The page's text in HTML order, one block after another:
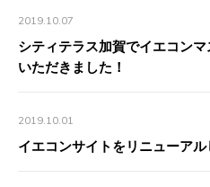
2019.10.07
シティテラス加賀でイエコン
いただきました！
2019.10.01
イエコンサイトをリニューアル